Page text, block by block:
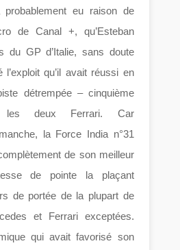
probablement eu raison de
de Canal +, qu’Esteban
du GP d’Italie, sans doute
l’exploit qu’il avait réussi en
détrempée – cinquième
les deux Ferrari. Car
la Force India n°31
de son meilleur
de pointe la plaçant
de portée de la plupart de
et Ferrari exceptées.
qui avait favorisé son